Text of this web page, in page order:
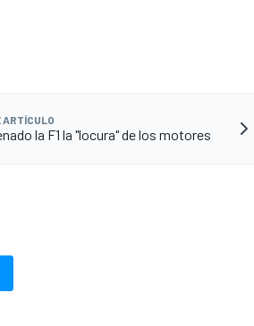
ARTÍCULO
la F1 la "locura" de los motores